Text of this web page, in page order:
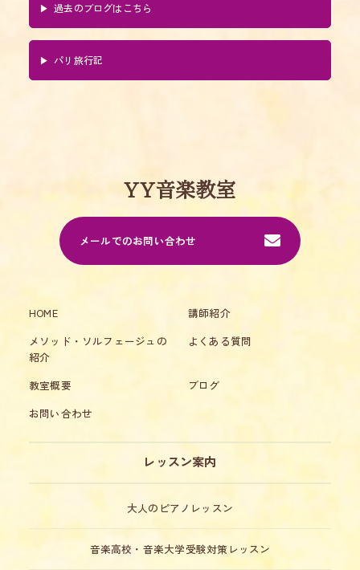
過去のブログはこちら
パリ旅行記
YY音楽教室
メールでのお問い合わせ
HOME
講師紹介
メソッド・ソルフェージュの
紹介
よくある質問
教室概要
ブログ
お問い合わせ
レッスン案内
大人のピアノレッスン
音楽高校・音楽大学受験対策レッスン